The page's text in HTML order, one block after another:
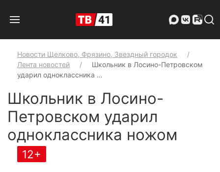
Новости Щелково, Фрязино, Звездный городок
Лента новостей
Школьник в Лосино-Петровском
ударил одноклассника …
Школьник в Лосино-
Петровском ударил
одноклассника ножом
12+